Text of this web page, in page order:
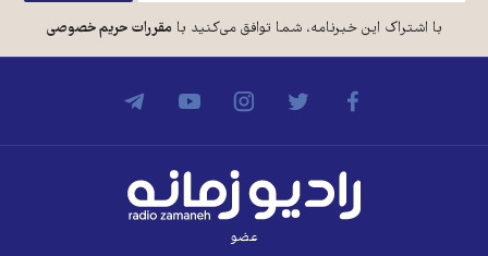
با اشتراک این خبرنامه، شما توافق می‌کنید بامقررات حریم خصوصی
عضو